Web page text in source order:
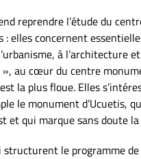
reprendre l’étude du
: elles concernent
à
au cœur du centre
la plus floue. Elles
le monument
et qui marque sans doute
le programme